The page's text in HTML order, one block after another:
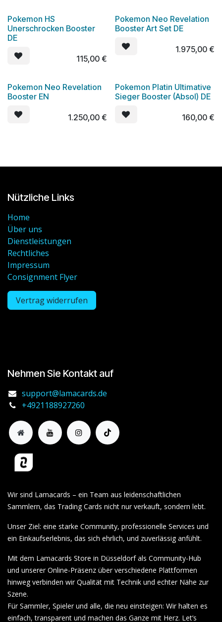
Pokemon HS
Unerschrocken Booster
DE
115,00€
Pokemon Neo Revelation
Booster Art Set DE
1.975,00€
Pokemon Neo Revelation
Booster EN
1.250,00€
Pokemon Platin Ultimative
Sieger Booster (Absol) DE
160,00€
Nützliche Links
Home
Über uns
Dienstleistungen
Rechtliches
Impressum
Consignment Flyer
Vertrag widerrufen
Nehmen Sie Kontakt auf
support@lamacards.de
+4921188927260
Wir sind Lamacards – ein Team aus leidenschaftlichen
Sammlern, das Trading Cards nicht nur verkauft, sondern lebt.
Unser Ziel: eine starke Community, professionelle Services und
ein Einkaufserlebnis, das sich ehrlich, und zuverlässig anfühlt.
Mit dem Lamacards Store in Düsseldorf als Community-Hub
und unserer Online-Präsenz über verschiedene Plattformen
hinweg verbinden wir Qualität mit Technik und echter Nähe zur
Szene.
Für Sammler, Spieler und alle, die neu einsteigen: Wir halten es
einfach, transparent und machen das Ganze mit Herz. Let’s